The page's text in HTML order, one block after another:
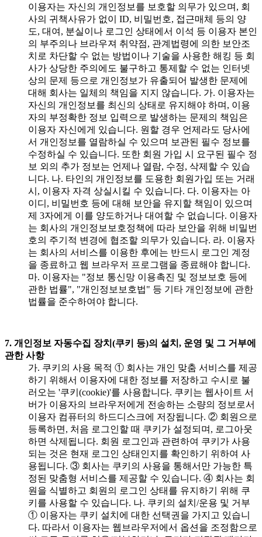
이용자는 자신의 개인정보를 보호할 의무가 있으며, 회
사의 귀책사유가 없이 ID, 비밀번호, 접근매체 등의 양
도, 대여, 분실이나 로그인 상태에서 이석 등 이용자 본인
의 부주의나 브라우져 취약점, 관계법령에 의한 보안조
치로 차단할 수 없는 방법이나 기술을 사용한 해킹 등 회
사가 상당한 주의에도 불구하고 통제할 수 없는 인터넷
상의 문제 등으로 개인정보가 유출되어 발생한 문제에
대해 회사는 일체의 책임을 지지 않습니다. 가. 이용자는
자신의 개인정보를 최신의 상태로 유지해야 하며, 이용
자의 부정확한 정보 입력으로 발생하는 문제의 책임은
이용자 자신에게 있습니다. 원할 경우 언제라도 당사에
서 개인정보를 열람하실 수 있으며 보관된 필수 정보를
수정하실 수 있습니다. 또한 회원 가입 시 요구된 필수 정
보 외의 추가 정보는 언제나 열람, 수정, 삭제할 수 있습
니다. 나. 타인의 개인정보를 도용한 회원가입 또는 거래
시, 이용자 자격 상실시킬 수 있습니다. 다. 이용자는 아
이디, 비밀번호 등에 대해 보안을 유지할 책임이 있으며
제 3자에게 이를 양도하거나 대여할 수 없습니다. 이용자
는 회사의 개인정보보호정책에 따라 보안을 위해 비밀번
호의 주기적 변경에 협조할 의무가 있습니다. 라. 이용자
는 회사의 서비스를 이용한 후에는 반드시 로그인 계정
을 종료하고 웹 브라우저 프로그램을 종료해야 합니다.
마. 이용자는 "정보 통신망 이용촉진 및 정보보호 등에
관한 법률", "개인정보보호법" 등 기타 개인정보에 관한
법률을 준수하여야 합니다.
7. 개인정보 자동수집 장치(쿠키 등)의 설치, 운영 및 그 거부에
관한 사항
가. 쿠키의 사용 목적 ① 회사는 개인 맞춤 서비스를 제공
하기 위해서 이용자에 대한 정보를 저장하고 수시로 불
러오는 '쿠키(cookie)'를 사용합니다. 쿠키는 웹사이트 서
버가 이용자의 브라우저에게 전송하는 소량의 정보로서
이용자 컴퓨터의 하드디스크에 저장됩니다. ② 회원으로
등록하면, 처음 로그인할 때 쿠키가 설정되며, 로그아웃
하면 삭제됩니다. 회원 로그인과 관련하여 쿠키가 사용
되는 것은 현재 로그인 상태인지를 확인하기 위하여 사
용됩니다. ③ 회사는 쿠키의 사용을 통해서만 가능한 특
정된 맞춤형 서비스를 제공할 수 있습니다. ④ 회사는 회
원을 식별하고 회원의 로그인 상태를 유지하기 위해 쿠
키를 사용할 수 있습니다. 나. 쿠키의 설치/운용 및 거부
① 이용자는 쿠키 설치에 대한 선택권을 가지고 있습니
다. 따라서 이용자는 웹브라우저에서 옵션을 조정함으로